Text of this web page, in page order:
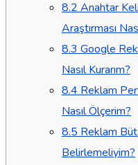
8.2 Anahtar
Araştırması
8.3 Google
Nasıl Kurarım?
8.4 Reklam
Nasıl Ölçerim?
8.5 Reklam
Belirlemeliyim?